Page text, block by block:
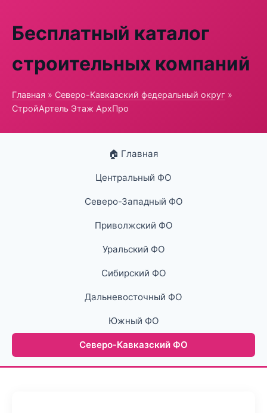
Бесплатный каталог
строительных компаний
Главная » Северо-Кавказский федеральный округ »
СтройАртель Этаж АрхПро
🏠 Главная
Центральный ФО
Северо-Западный ФО
Приволжский ФО
Уральский ФО
Сибирский ФО
Дальневосточный ФО
Южный ФО
Северо-Кавказский ФО